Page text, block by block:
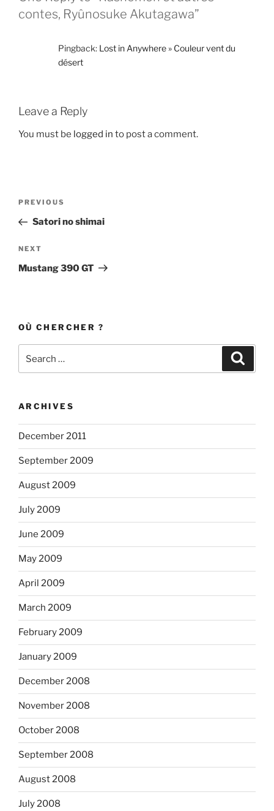
contes, Ryûnosuke Akutagawa”
Pingback: Lost in Anywhere » Couleur vent du
désert
Leave a Reply
You must be logged in to post a comment.
Previous
Post
PREVIOUS
Satori no shimai
Next
Post
NEXT
Mustang 390 GT
OÙ CHERCHER ?
for:
ARCHIVES
December 2011
September 2009
August 2009
July 2009
June 2009
May 2009
April 2009
March 2009
February 2009
January 2009
December 2008
November 2008
October 2008
September 2008
August 2008
July 2008